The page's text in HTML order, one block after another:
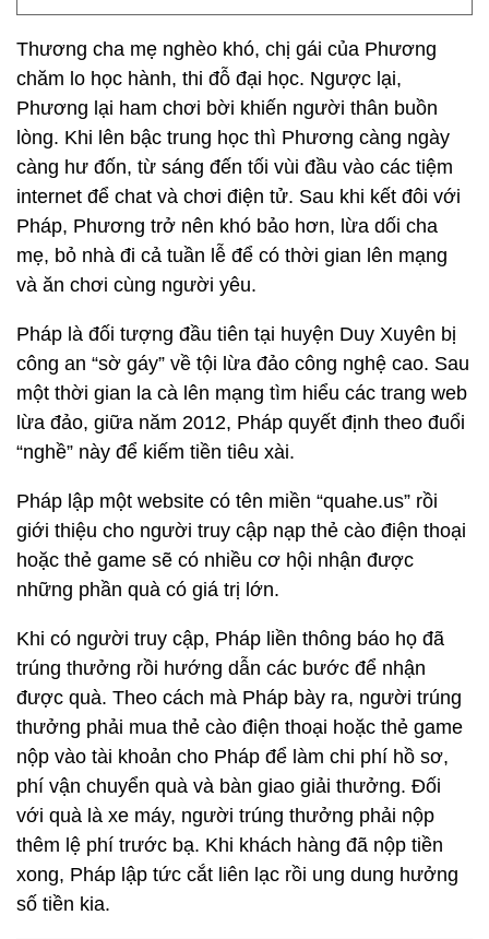
Thương cha mẹ nghèo khó, chị gái của Phương
chăm lo học hành, thi đỗ đại học. Ngược lại,
Phương lại ham chơi bời khiến người thân buồn
lòng. Khi lên bậc trung học thì Phương càng ngày
càng hư đốn, từ sáng đến tối vùi đầu vào các tiệm
internet để chat và chơi điện tử. Sau khi kết đôi với
Pháp, Phương trở nên khó bảo hơn, lừa dối cha
mẹ, bỏ nhà đi cả tuần lễ để có thời gian lên mạng
và ăn chơi cùng người yêu.
Pháp là đối tượng đầu tiên tại huyện Duy Xuyên bị
công an “sờ gáy” về tội lừa đảo công nghệ cao. Sau
một thời gian la cà lên mạng tìm hiểu các trang web
lừa đảo, giữa năm 2012, Pháp quyết định theo đuổi
“nghề” này để kiếm tiền tiêu xài.
Pháp lập một website có tên miền “quahe.us” rồi
giới thiệu cho người truy cập nạp thẻ cào điện thoại
hoặc thẻ game sẽ có nhiều cơ hội nhận được
những phần quà có giá trị lớn.
Khi có người truy cập, Pháp liền thông báo họ đã
trúng thưởng rồi hướng dẫn các bước để nhận
được quà. Theo cách mà Pháp bày ra, người trúng
thưởng phải mua thẻ cào điện thoại hoặc thẻ game
nộp vào tài khoản cho Pháp để làm chi phí hồ sơ,
phí vận chuyển quà và bàn giao giải thưởng. Đối
với quà là xe máy, người trúng thưởng phải nộp
thêm lệ phí trước bạ. Khi khách hàng đã nộp tiền
xong, Pháp lập tức cắt liên lạc rồi ung dung hưởng
số tiền kia.